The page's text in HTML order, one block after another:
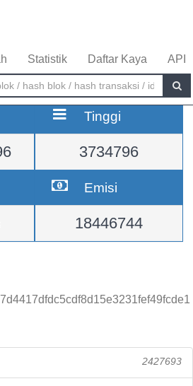
Statistik Daftar Kaya API
Tinggi
3734796
Emisi
18446744
2427693